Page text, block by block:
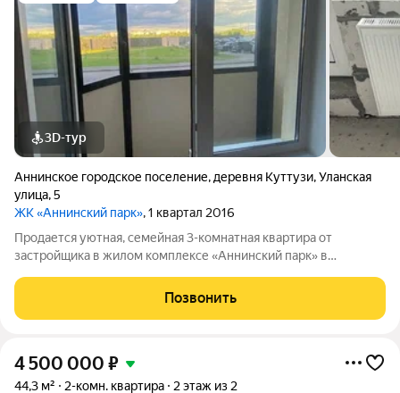
3D-тур
Аннинское городское поселение, деревня Куттузи,Уланская
улица,5
ЖК «Аннинский парк», 1 квартал 2016
Продается уютная, семейная 3-комнатная квартира от
застройщика в жилом комплексе «Аннинский парк» в
транспорте всего за 55 минут. Удобная, классическая
планировка. Общая площадь квартиры - 74.7 м,
Позвонить
4 500 000 ₽
44,3 м² 2-комн. квартира 2 этаж из 2